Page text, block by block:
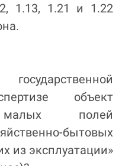
1.13, 1.21 и 1.22
объект
малых полей
бытовых
из эксплуатации»